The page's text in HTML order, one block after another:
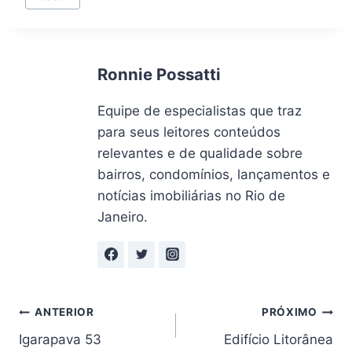
do
Ronnie Possatti
Equipe de especialistas que traz
para seus leitores conteúdos
relevantes e de qualidade sobre
bairros, condomínios, lançamentos e
notícias imobiliárias no Rio de
Janeiro.
Navegação
ANTERIOR
Igarapava 53
PRÓXIMO
Edifício Litorânea